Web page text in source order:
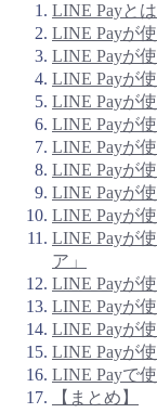
LINE Payと
LINE Payが
LINE Payが
LINE Payが
LINE Payが
LINE Payが
LINE Payが
LINE Payが
LINE Payが
LINE Payが
LINE Payが
ア」
LINE Payが
LINE Payが
LINE Payが
LINE Payが
LINE Payで
【まとめ】